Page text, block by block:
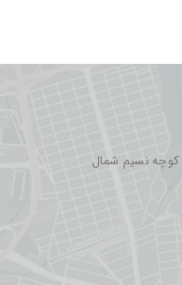
کوچه نسیم شمال